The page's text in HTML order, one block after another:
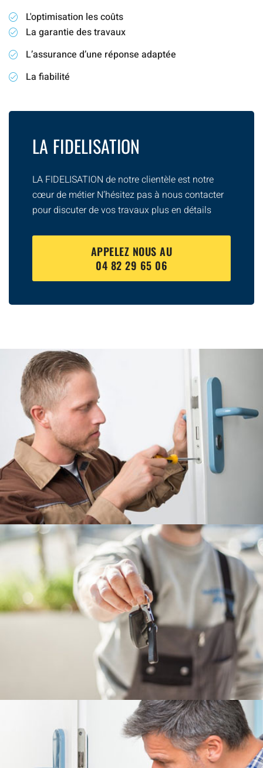
L'optimisation les coûts
La garantie des travaux
L’assurance d’une réponse adaptée
La fiabilité
LA FIDELISATION
LA FIDELISATION de notre clientèle est notre
cœur de métier N’hésitez pas à nous contacter
pour discuter de vos travaux plus en détails
APPELEZ NOUS AU
04 82 29 65 06